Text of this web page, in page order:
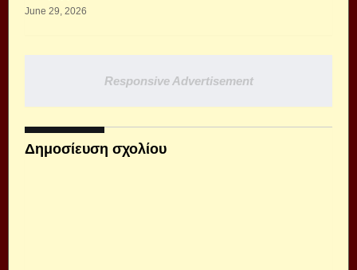
June 29, 2026
Responsive Advertisement
Δημοσίευση σχολίου